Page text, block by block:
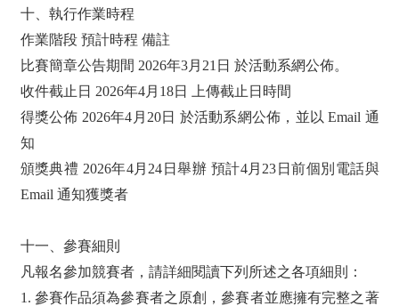
十、執行作業時程
作業階段 預計時程 備註
比賽簡章公告期間 2026年3月21日 於活動系網公佈。
收件截止日 2026年4月18日 上傳截止日時間
得獎公佈 2026年4月20日 於活動系網公佈，並以 Email 通
知
頒獎典禮 2026年4月24日舉辦 預計4月23日前個別電話與
Email 通知獲獎者
十一、參賽細則
凡報名參加競賽者，請詳細閱讀下列所述之各項細則：
1. 參賽作品須為參賽者之原創，參賽者並應擁有完整之著